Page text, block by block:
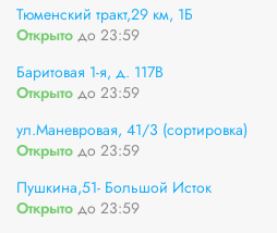
Тюменский тракт,29 км, 1Б
Открыто до 23:59
Баритовая 1-я, д. 117В
Открыто до 23:59
ул.Маневровая, 41/3 (сортировка)
Открыто до 23:59
Пушкина,51- Большой Исток
Открыто до 23:59